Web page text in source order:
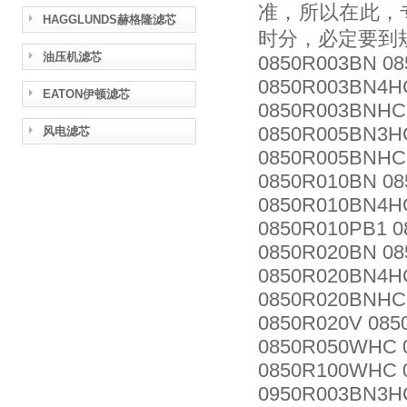
HAGGLUNDS赫格隆滤芯
油压机滤芯
EATON伊顿滤芯
风电滤芯
准，所以在此
时分，必定要到
0850R003BN
0850R010BN
0850R010PB1
0850R020BN
0850R020V
0850R050WHC
0850R100WHC